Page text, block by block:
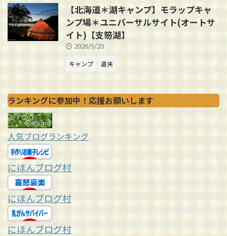
【北海道＊湖キャンプ】モラップキャ
ンプ場＊ユニバーサルサイト(オートサ
イト)【支笏湖】
2026/5/20
キャンプ 道央
ランキングに参加中！応援お願いします
人気ブログランキング
にほんブログ村
にほんブログ村
にほんブログ村